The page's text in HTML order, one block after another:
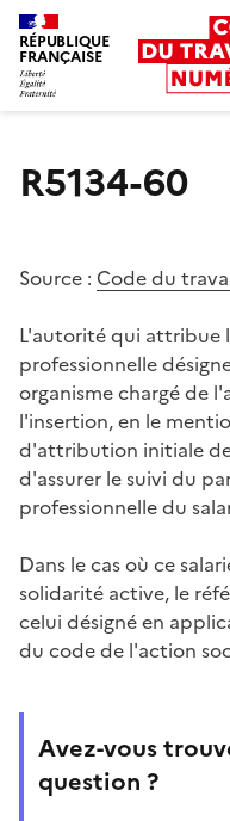
RÉPUBLIQUE
FRANÇAISE
R5134-60
Source : Code du
L'autorité qui attribue
professionnelle
organisme chargé de
l'insertion, en le
d'attribution initiale
d'assurer le suivi du
professionnelle du
Dans le cas où ce
solidarité active, le
celui désigné en
du code de l'action
Avez-vous
question ?